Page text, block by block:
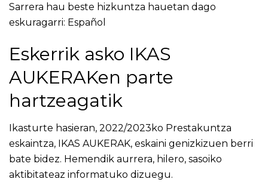
Sarrera hau beste hizkuntza hauetan dago
eskuragarri: Español
Eskerrik asko IKAS
AUKERAKen parte
hartzeagatik
Ikasturte hasieran, 2022/2023ko Prestakuntza
eskaintza, IKAS AUKERAK, eskaini genizkizuen berri
bate bidez. Hemendik aurrera, hilero, sasoiko
aktibitateaz informatuko dizuegu.